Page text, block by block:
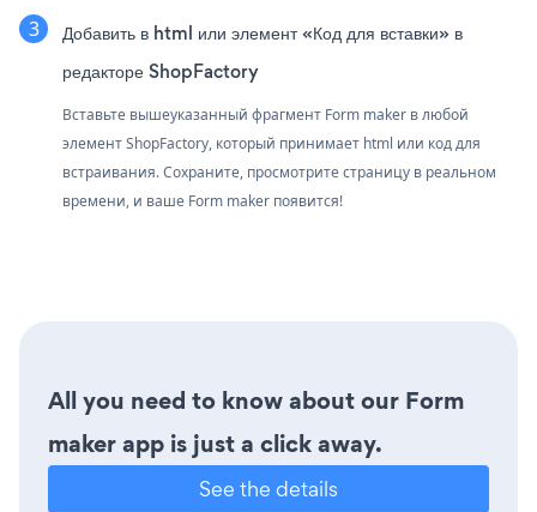
Добавить в html или элемент «Код для вставки» в
редакторе ShopFactory
Вставьте вышеуказанный фрагмент Form maker в любой
элемент ShopFactory, который принимает html или код для
встраивания. Сохраните, просмотрите страницу в реальном
времени, и ваше Form maker появится!
All you need to know about our Form
maker app is just a click away.
See the details